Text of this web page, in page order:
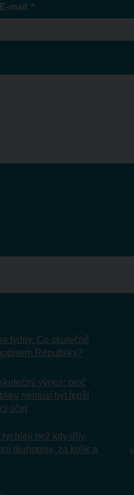
E-mail *
týdny. Co skutečně
Republiky?
výnos: proč
nemusí být lepší
účet
než kdy dřív.
dluhopisy, za kolik a